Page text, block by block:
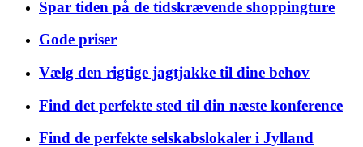
Spar tiden på de tidskrævende shoppingture
Gode priser
Vælg den rigtige jagtjakke til dine behov
Find det perfekte sted til din næste konference
Find de perfekte selskabslokaler i Jylland